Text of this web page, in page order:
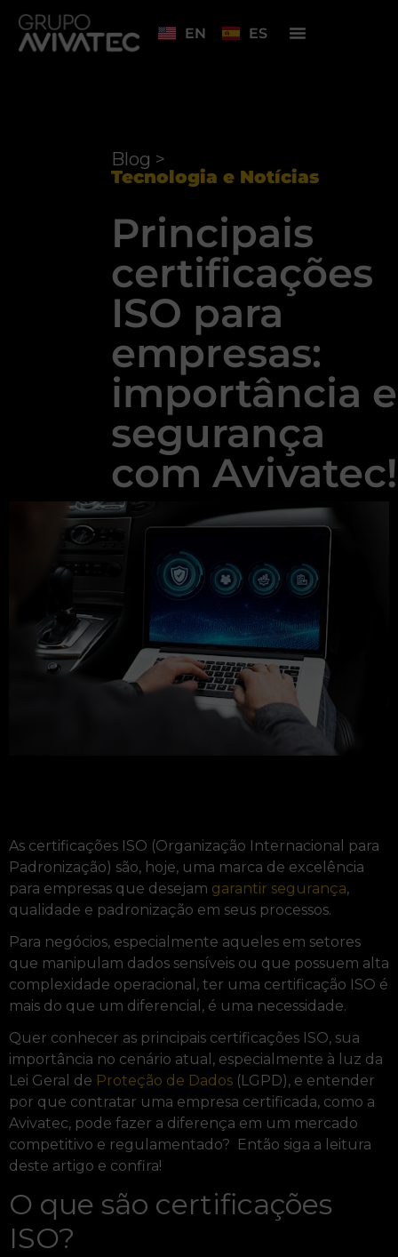
EN ES
Blog >
Tecnologia e Notícias
Principais
certificações
ISO para
empresas:
importância e
segurança
com Avivatec!
As certificações ISO (Organização Internacional para
Padronização) são, hoje, uma marca de excelência
para empresas que desejam garantir segurança,
qualidade e padronização em seus processos.
Para negócios, especialmente aqueles em setores
que manipulam dados sensíveis ou que possuem alta
complexidade operacional, ter uma certificação ISO é
mais do que um diferencial, é uma necessidade.
Quer conhecer as principais certificações ISO, sua
importância no cenário atual, especialmente à luz da
Lei Geral de Proteção de Dados (LGPD), e entender
por que contratar uma empresa certificada, como a
Avivatec, pode fazer a diferença em um mercado
competitivo e regulamentado? Então siga a leitura
deste artigo e confira!
O que são certificações
ISO?